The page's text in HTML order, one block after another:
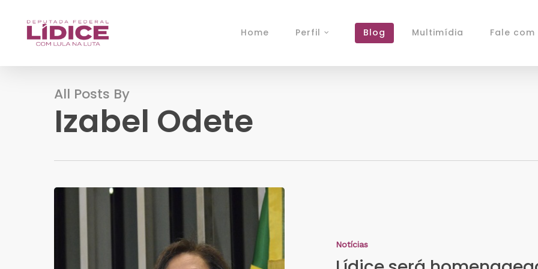
Home Perfil Blog Multimídia Fale com
All Posts By
Izabel Odete
Notícias